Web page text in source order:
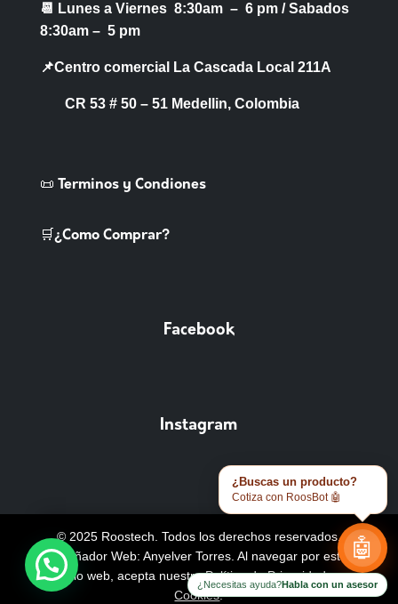
📆 Lunes a Viernes 8:30am – 6 pm /Sabados
8:30am – 5 pm
📌Centro comercial La Cascada Local 211A
CR 53 # 50 – 51 Medellin, Colombia
📜 Terminos y Condiones
🛒¿Como Comprar?
Facebook
Instagram
© 2025 Roostech. Todos los derechos reservados.
Diseñador Web: Anyelver Torres . Al navegar por este
sitio web, acepta nuestraPolítica de Privacidad y
Cookies.
¿Buscas un producto?
Cotiza con RoosBot 🤖
🤖
¿Necesitas ayuda?Habla con un asesor